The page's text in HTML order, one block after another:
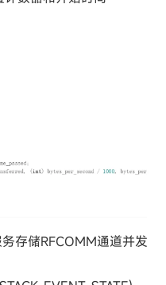
存储RFCOMM通道并发